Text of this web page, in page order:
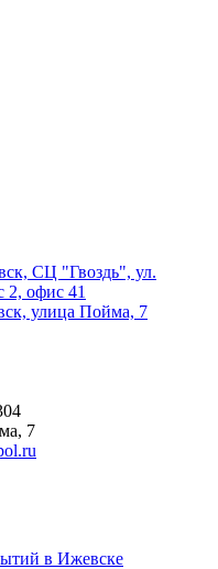
СЦ "Гвоздь", ул.
2, офис 41
улица Пойма, 7
7
в Ижевске